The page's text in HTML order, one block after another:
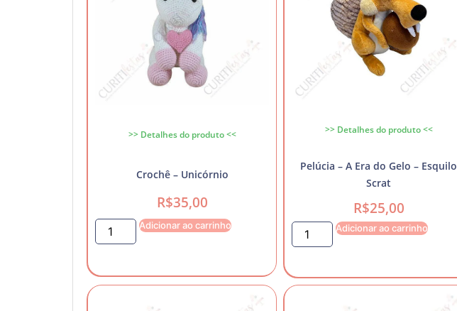
>> Detalhes do produto <<
Crochê – Unicórnio
R$35,00
Adicionar ao carrinho
>> Detalhes do produto <<
Pelúcia – A Era do Gelo – Esquilo
Scrat
R$25,00
Adicionar ao carrinho